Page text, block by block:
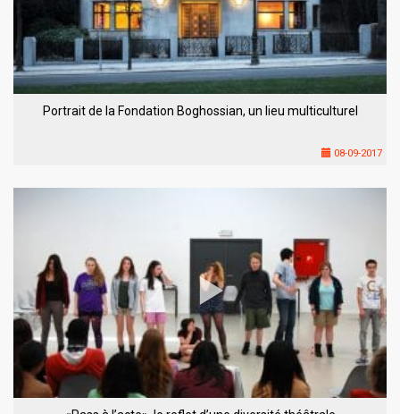
Portrait de la Fondation Boghossian, un lieu multiculturel
08-09-2017